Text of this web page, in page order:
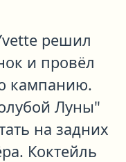
решил
и провёл
кампанию.
Луны"
на задних
Коктейль